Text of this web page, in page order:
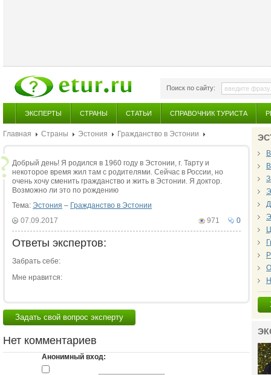
Поиск по сайту:
ЭКСПЕРТЫ СТРАНЫ СТАТЬИ СПРАВОЧНИК ТУРИСТА
Главная Страны Эстония Гражданство в Эстонии
Добрый день! Я родился в 1960 году в Эстонии, г. Тарту и
некоторое время жил там с родителями. Сейчас в России, но
очень хочу сменить гражданство и жить в Эстонии. Я доктор.
Возможно ли это по рождению
Тема: Эстония – Гражданство в Эстонии
0
971
07.09.2017
Ответы экспертов:
Забрать себе:
Мне нравится:
Задать свой вопрос эксперту
Нет комментариев
Анонимный вход: